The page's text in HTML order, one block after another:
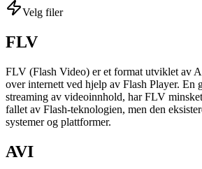
Velg filer
FLV
FLV (Flash Video) er et format utviklet av
over internett ved hjelp av Flash Player. En
streaming av videoinnhold, har FLV
fallet av Flash-teknologien, men den
systemer og plattformer.
AVI